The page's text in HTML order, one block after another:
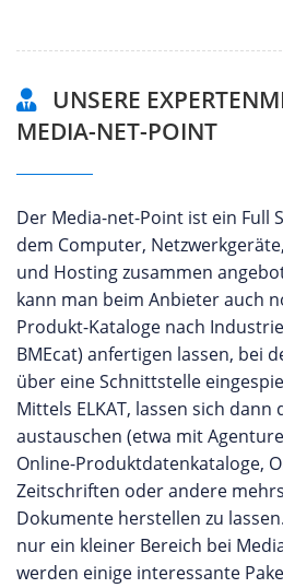
UNSERE
MEDIA-NET-POINT
Der Media-net-Point ist ein Full
dem Computer,
und Hosting zusammen
kann man beim Anbieter auch
Produkt-Kataloge nach
BMEcat) anfertigen lassen, bei
über eine Schnittstelle
Mittels ELKAT, lassen sich
austauschen (etwa mit
Online-Produktdatenkataloge,
Zeitschriften oder andere
Dokumente herstellen zu
nur ein kleiner Bereich bei
werden einige interessante